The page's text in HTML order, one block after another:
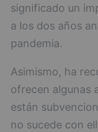
significado un
a los dos años
pandemia.
Asimismo, ha
ofrecen algunas
están
no sucede con